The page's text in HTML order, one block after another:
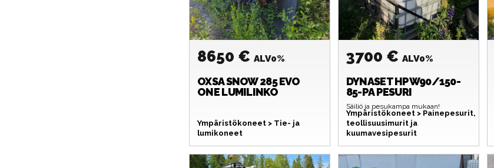
8650 €ALV0%
OXSASNOW 285 EVO
ONE LUMILINKO
Ympäristökoneet > Tie- ja
lumikoneet
3700 € ALV0%
DYNASETHPW90/150-
85-PA PESURI
Säiliö ja pesukampa mukaan!
Ympäristökoneet > Painepesurit,
teollisuusimurit ja
kuumavesipesurit